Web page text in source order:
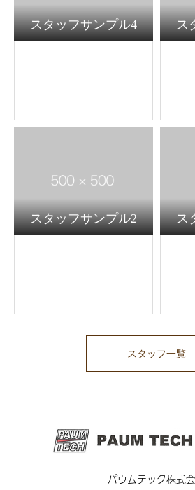
スタッフサンプル4 ス
スタッフサンプル2 ス
スタッフ一覧
パウムテック株式